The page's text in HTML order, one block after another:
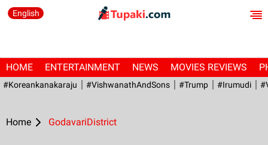
English
HOME ENTERTAINMENT NEWS MOVIES REVIEWS
#Koreankanakaraju #VishwanathAndSons #Trump #irumudi
Home GodavariDistrict